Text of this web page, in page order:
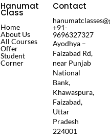
Hanumat
Class
Home
About Us
All Courses
Offer
Student
Corner
Contact
+91-
9696327327
Ayodhya –
Faizabad Rd,
near Punjab
National
Bank,
Khawaspura,
Faizabad,
Uttar
Pradesh
224001